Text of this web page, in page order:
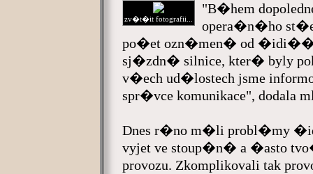
zv�t�it fotografii...
"B�hem
opera�n�ho
po�et ozn�men� od
sj�zdn� silnice, kter� byly
v�ech ud�lostech jsme
spr�vce komunikace", dodala
Dnes r�no m�li probl�my
vyjet ve stoup�n� a �asto
provozu. Zkomplikovali tak